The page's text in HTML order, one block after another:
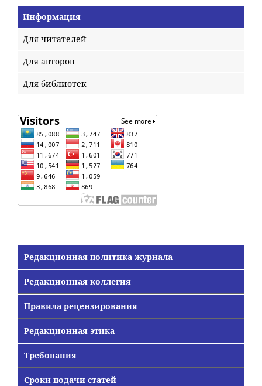
Информация
Для читателей
Для авторов
Для библиотек
Редакционная политика журнала
Редакционная коллегия
Правила рецензирования
Редакционная этика
Требования
Сроки подачи статей